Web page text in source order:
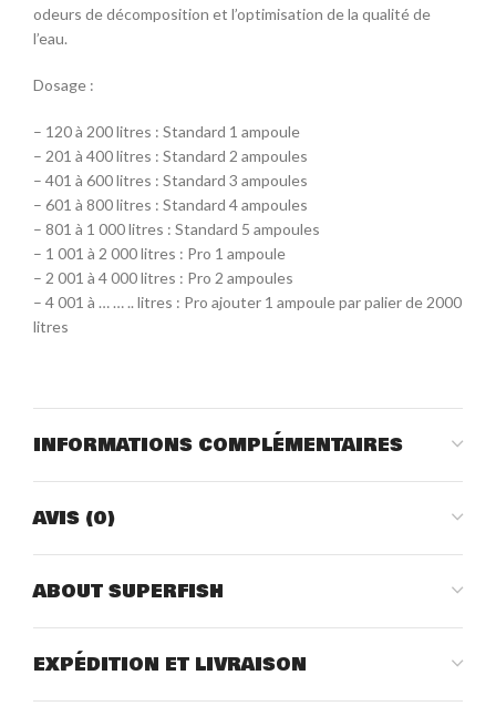
odeurs de décomposition et l’optimisation de la qualité de
l’eau.
Dosage :
– 120 à 200 litres : Standard 1 ampoule
– 201 à 400 litres : Standard 2 ampoules
– 401 à 600 litres : Standard 3 ampoules
– 601 à 800 litres : Standard 4 ampoules
– 801 à 1 000 litres : Standard 5 ampoules
– 1 001 à 2 000 litres : Pro 1 ampoule
– 2 001 à 4 000 litres : Pro 2 ampoules
– 4 001 à … … .. litres : Pro ajouter 1 ampoule par palier de 2000
litres
INFORMATIONS COMPLÉMENTAIRES
AVIS (0)
ABOUT SUPERFISH
EXPÉDITION ET LIVRAISON